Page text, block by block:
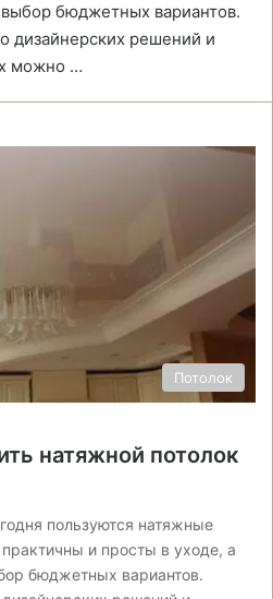
бюджетных вариантов.
дизайнерских решений и
можно …
Потолок
натяжной потолок
пользуются натяжные
и просты в уходе, а
бюджетных вариантов.